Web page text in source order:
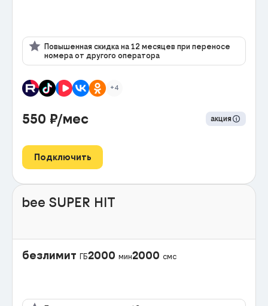
Повышенная скидка на 12 месяцев при переносе
номера от другого оператора
+4
550 ₽/мес акция
Подключить
bee SUPER HIT
безлимит ГБ2000 мин2000 смс